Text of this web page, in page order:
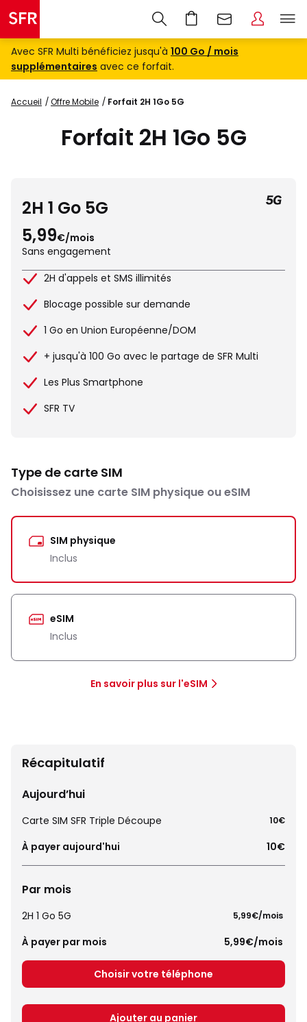
Avec SFR Multi bénéficiez jusqu'à 100 Go / mois
supplémentaires avec ce forfait.
Accueil Offre Mobile Forfait 2H 1Go 5G
Forfait 2H 1Go 5G
2H 1 Go 5G
5,99€/mois
Sans engagement
2H d'appels et SMS illimités
Blocage possible sur demande
1 Go en Union Européenne/DOM
+ jusqu'à 100 Go avec le partage de SFR Multi
Les Plus Smartphone
SFR TV
Type de carte SIM
Choisissez une carte SIM physique ou eSIM
SIM physique
Inclus
eSIM
Inclus
En savoir plus sur l'eSIM
Récapitulatif
Aujourd’hui
Carte SIM SFR Triple Découpe 10€
À payer aujourd'hui 10€
Par mois
2H 1 Go 5G 5,99€/mois
À payer par mois 5,99€/mois
Choisir votre téléphone
Ajouter au panier